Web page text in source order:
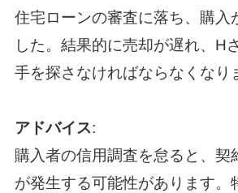
住宅ローンの審査に落ち、購入
した。結果的に売却が遅れ、H
手を探さなければならなくなり
アドバイス:
購入者の信用調査を怠ると、契
が発生する可能性があります。